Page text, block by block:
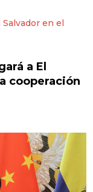
a El
cooperación